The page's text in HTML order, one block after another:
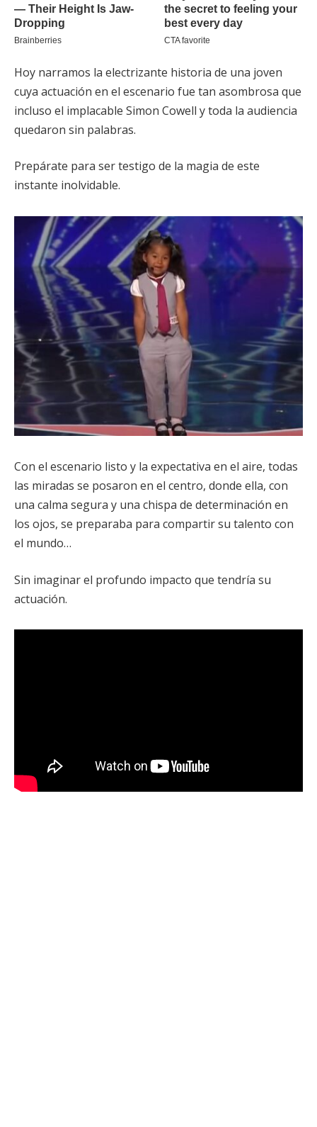
Hoy narramos la electrizante historia de una joven
cuya actuación en el escenario fue tan asombrosa que
incluso el implacable Simon Cowell y toda la audiencia
quedaron sin palabras.
Prepárate para ser testigo de la magia de este
instante inolvidable.
Con el escenario listo y la expectativa en el aire, todas
las miradas se posaron en el centro, donde ella, con
una calma segura y una chispa de determinación en
los ojos, se preparaba para compartir su talento con
el mundo…
Sin imaginar el profundo impacto que tendría su
actuación.